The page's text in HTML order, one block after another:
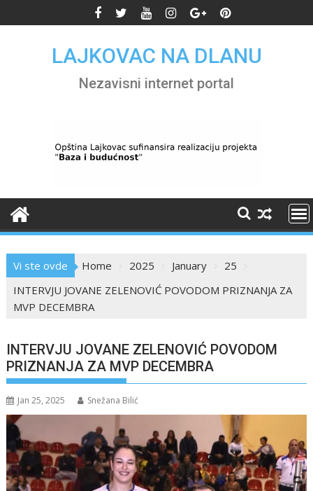
to
LAJKOVAC NA DLANU
Nezavisni internet portal
Vi ste ovde Home 2025 January
25
INTERVJU JOVANE ZELENOVIĆ POVODOM PRIZNANJA ZA
MVP DECEMBRA
INTERVJU JOVANE ZELENOVIĆ POVODOM
PRIZNANJA ZA MVP DECEMBRA
Jan 25, 2025 Snežana Bilić